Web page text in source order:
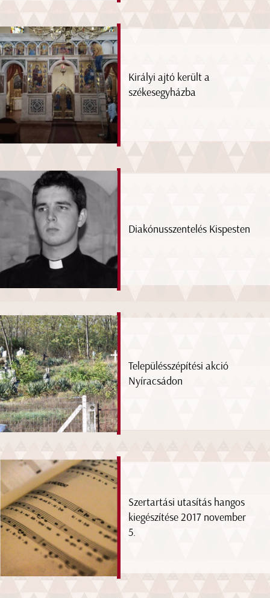
Királyi ajtó került a
székesegyházba
Diakónusszentelés Kispesten
Településszépítési akció
Nyíracsádon
Szertartási utasítás hangos
kiegészítése 2017 november
5.